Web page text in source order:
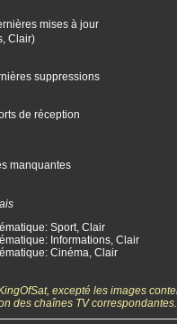
mises à jour
Clair)
suppressions
de réception
manquantes
Sport, Clair
Informations, Clair
Cinéma, Clair
excepté les images
des chaînes TV